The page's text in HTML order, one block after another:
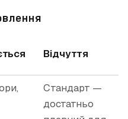
Відчуття
Стандарт —
достатньо